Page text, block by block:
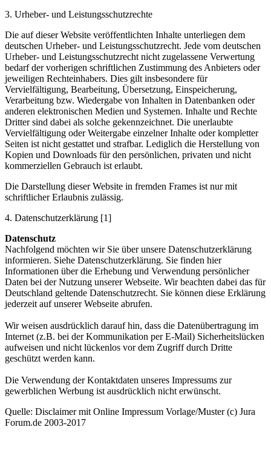
3. Urheber- und Leistungsschutzrechte
Die auf dieser Website veröffentlichten Inhalte unterliegen dem
deutschen Urheber- und Leistungsschutzrecht. Jede vom deutschen
Urheber- und Leistungsschutzrecht nicht zugelassene Verwertung
bedarf der vorherigen schriftlichen Zustimmung des Anbieters oder
jeweiligen Rechteinhabers. Dies gilt insbesondere für
Vervielfältigung, Bearbeitung, Übersetzung, Einspeicherung,
Verarbeitung bzw. Wiedergabe von Inhalten in Datenbanken oder
anderen elektronischen Medien und Systemen. Inhalte und Rechte
Dritter sind dabei als solche gekennzeichnet. Die unerlaubte
Vervielfältigung oder Weitergabe einzelner Inhalte oder kompletter
Seiten ist nicht gestattet und strafbar. Lediglich die Herstellung von
Kopien und Downloads für den persönlichen, privaten und nicht
kommerziellen Gebrauch ist erlaubt.
Die Darstellung dieser Website in fremden Frames ist nur mit
schriftlicher Erlaubnis zulässig.
4. Datenschutzerklärung [1]
Datenschutz
Nachfolgend möchten wir Sie über unsere Datenschutzerklärung
informieren. Siehe Datenschutzerklärung. Sie finden hier
Informationen über die Erhebung und Verwendung persönlicher
Daten bei der Nutzung unserer Webseite. Wir beachten dabei das für
Deutschland geltende Datenschutzrecht. Sie können diese Erklärung
jederzeit auf unserer Webseite abrufen.
Wir weisen ausdrücklich darauf hin, dass die Datenübertragung im
Internet (z.B. bei der Kommunikation per E-Mail) Sicherheitslücken
aufweisen und nicht lückenlos vor dem Zugriff durch Dritte
geschützt werden kann.
Die Verwendung der Kontaktdaten unseres Impressums zur
gewerblichen Werbung ist ausdrücklich nicht erwünscht.
Quelle: Disclaimer mit Online Impressum Vorlage/Muster (c) Jura
Forum.de 2003-2017